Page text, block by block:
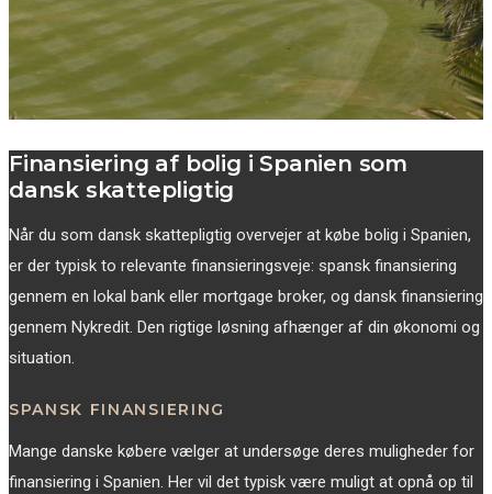
Finansiering af bolig i Spanien som
dansk skattepligtig
Når du som dansk skattepligtig overvejer at købe bolig i Spanien,
er der typisk to relevante finansieringsveje: spansk finansiering
gennem en lokal bank eller mortgage broker, og dansk finansiering
gennem Nykredit. Den rigtige løsning afhænger af din økonomi og
situation.
SPANSK FINANSIERING
Mange danske købere vælger at undersøge deres muligheder for
finansiering i Spanien. Her vil det typisk være muligt at opnå op til